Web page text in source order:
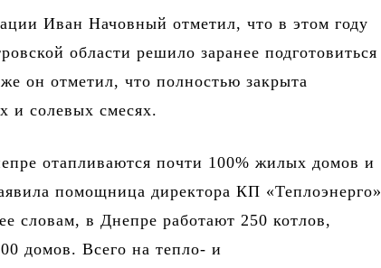
Иван Начовный отметил, что в этом году
области решило заранее подготовиться
он отметил, что полностью закрыта
и ​​солевых смесях.
отапливаются почти 100% жилых домов и
помощница директора КП «Теплоэнерго»
словам, в Днепре работают 250 котлов,
домов. Всего на тепло- и